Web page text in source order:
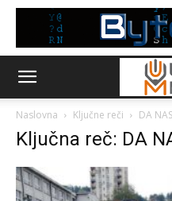
Naslovna Ključne reči DA
Ključna reč: DA